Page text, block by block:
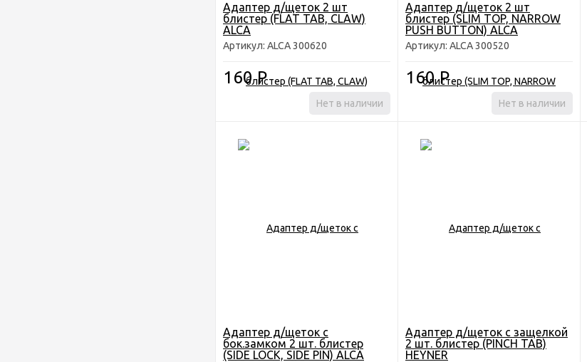
Адаптер д/щеток 2 шт
блистер (FLAT TAB, CLAW)
ALCA
Артикул: ALCA 300620
160Р
Нет в наличии
Адаптер д/щеток 2 шт
блистер (SLIM TOP, NARROW
PUSH BUTTON) ALCA
Артикул: ALCA 300520
160Р
Нет в наличии
Адаптер д/щеток с
бок.замком 2 шт. блистер
(SIDE LOCK, SIDE PIN) ALCA
Адаптер д/щеток с защелкой
2 шт. блистер (PINCH TAB)
HEYNER